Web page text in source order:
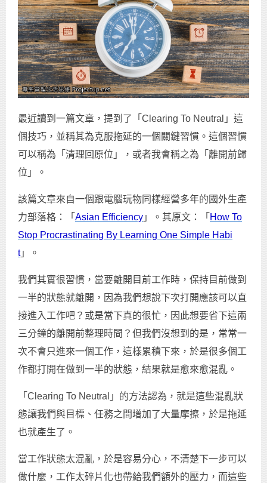
最近讀到一篇文章，提到了「Clearing To Neutral」這
個技巧，並稱其為克服拖延的一個關鍵習慣。這個習慣
可以稱為「清理回原位」，或者我會稱之為「離開前歸
位」。
該篇文章來自一個跟電腦玩物同樣經營多年的國外生產
力部落格：「 Asian Efficiency 」。其原文：「 How To
Stop Procrastinating By Learning One Simple Habi
t」。
我們其實很習慣，當要離開目前工作時，保持目前做到
一半的狀態就離開，因為我們想說下次打開應該可以直
接進入工作吧？或是當下真的很忙，因此想要省下這兩
三分鐘的離開前整理時間？但我們沒想到的是，常常一
次不會只進來一個工作，這樣累積下來，於是很多個工
作都打開在做到一半的狀態，結果就是愈來愈混亂。
「Clearing To Neutral」的方法認為，就是這些混亂狀
態讓我們與目標、任務之間增加了大量摩擦，於是拖延
也就產生了。
當工作狀態太混亂，於是容易分心，不清楚下一步可以
做什麼，工作太碎片化也帶給我們額外的壓力，而這些